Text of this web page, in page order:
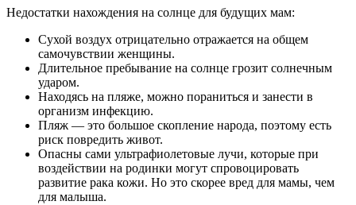
Недостатки нахождения на солнце для будущих мам:
Сухой воздух отрицательно отражается на общем
самочувствии женщины.
Длительное пребывание на солнце грозит солнечным
ударом.
Находясь на пляже, можно пораниться и занести в
организм инфекцию.
Пляж — это большое скопление народа, поэтому есть
риск повредить живот.
Опасны сами ультрафиолетовые лучи, которые при
воздействии на родинки могут спровоцировать
развитие рака кожи. Но это скорее вред для мамы, чем
для малыша.